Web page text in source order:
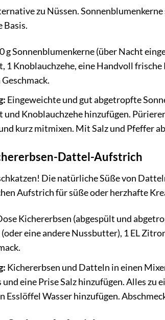
zu Nüssen.
Basis.
g Sonnenblumenkerne (über Nacht
1 Knoblauchzehe, eine Handvoll
Eingeweichte und gut abgetropfte
Knoblauchzehe hinzufügen.
kurz mitmixen. Mit Salz und Pfeffer
Dattel-Aufstrich
Die natürliche Süße von
Aufstrich für süße oder herzhafte
Kichererbsen (abgespült und
eine andere Nussbutter), 1 EL
Kichererbsen und Datteln in einen
eine Prise Salz hinzufügen. Alles zu
Esslöffel Wasser hinzufügen.